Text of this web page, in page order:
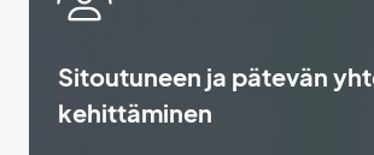
Sitoutuneen ja pätevän
kehittäminen